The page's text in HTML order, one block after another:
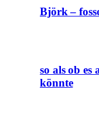
Björk –
so als ob es
könnte